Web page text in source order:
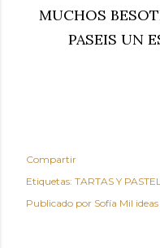
MUCHOS
PASEIS UN
Compartir
Etiquetas: TARTAS Y
Publicado por Sofía Mil